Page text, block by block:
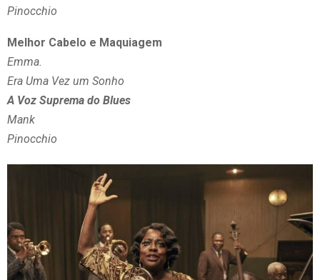
Pinocchio
Melhor Cabelo e Maquiagem
Emma.
Era Uma Vez um Sonho
A Voz Suprema do Blues
Mank
Pinocchio